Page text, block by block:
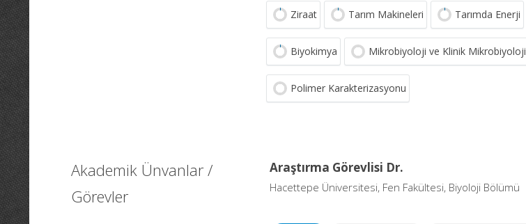
Ziraat Tarım Makineleri Tarımda Enerji
Biyokimya Mikrobiyoloji ve Klinik Mikrobiyoloji
Polimer Karakterizasyonu
Akademik Ünvanlar /
Görevler
Araştırma Görevlisi Dr.
Hacettepe Üniversitesi, Fen Fakültesi, Biyoloji Bölümü